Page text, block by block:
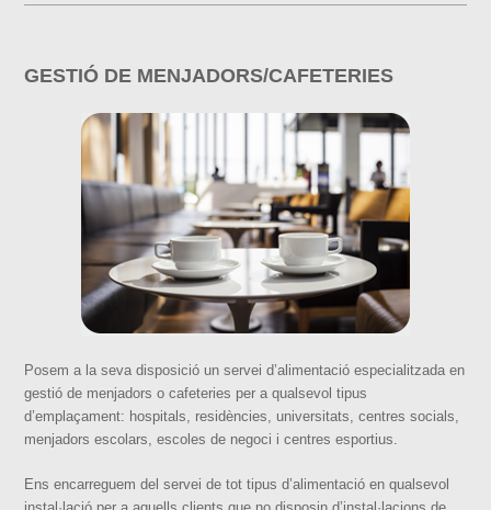
GESTIÓ DE MENJADORS/CAFETERIES
Posem a la seva disposició un servei d’alimentació especialitzada en
gestió de menjadors o cafeteries per a qualsevol tipus
d’emplaçament: hospitals, residències, universitats, centres socials,
menjadors escolars, escoles de negoci i centres esportius.
Ens encarreguem del servei de tot tipus d’alimentació en qualsevol